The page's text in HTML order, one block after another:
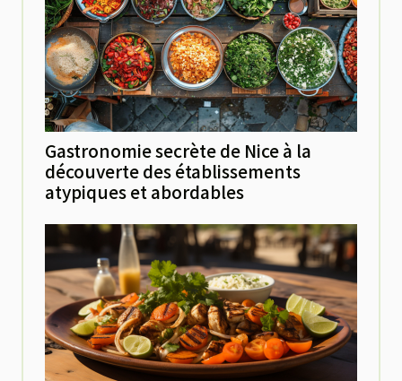
Gastronomie secrète de Nice à la
découverte des établissements
atypiques et abordables